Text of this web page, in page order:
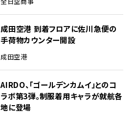
成田空港 到着フロアに佐川急便の
手荷物カウンター開設
成田空港
AIRDO、「ゴールデンカムイ」とのコ
ラボ第3弾。制服着用キャラが就航各
地に登場